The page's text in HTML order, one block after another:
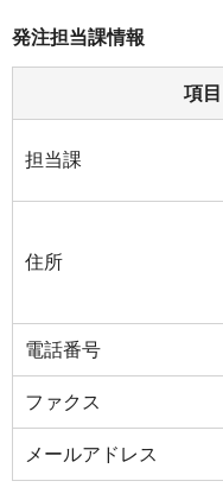
発注担当課情報
項目
担当課
住所
電話番号
ファクス
メールアドレス